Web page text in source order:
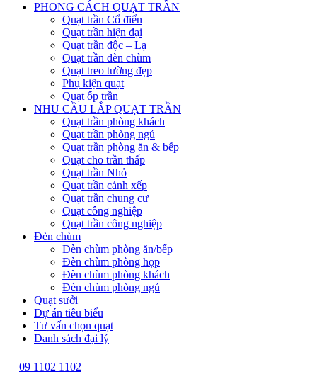
PHONG CÁCH QUẠT TRẦN
Quạt trần Cổ điển
Quạt trần hiện đại
Quạt trần độc – Lạ
Quạt trần đèn chùm
Quạt treo tường đẹp
Phụ kiện quạt
Quạt ốp trần
NHU CẦU LẮP QUẠT TRẦN
Quạt trần phòng khách
Quạt trần phòng ngủ
Quạt trần phòng ăn & bếp
Quạt cho trần thấp
Quạt trần Nhỏ
Quạt trần cánh xếp
Quạt trần chung cư
Quạt công nghiệp
Quạt trần công nghiệp
Đèn chùm
Đèn chùm phòng ăn/bếp
Đèn chùm phòng họp
Đèn chùm phòng khách
Đèn chùm phòng ngủ
Quạt sưởi
Dự án tiêu biểu
Tư vấn chọn quạt
Danh sách đại lý
09 1102 1102